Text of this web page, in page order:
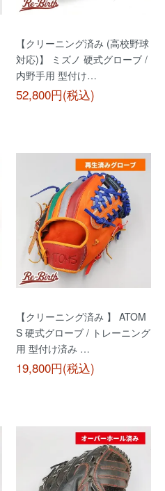
【クリーニング済み (高校野球
対応)】 ミズノ 硬式グローブ /
内野手用 型付け…
52,800円(税込)
【クリーニング済み 】 ATOM
S 硬式グローブ / トレーニング
用 型付け済み …
19,800円(税込)